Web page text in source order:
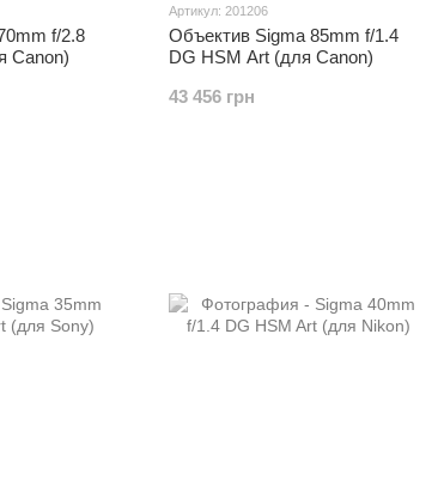
f/2.8
Canon)
Артикул: 201206
Объектив Sigma 85mm f/1.4
DG HSM Art (для Canon)
43 456 грн